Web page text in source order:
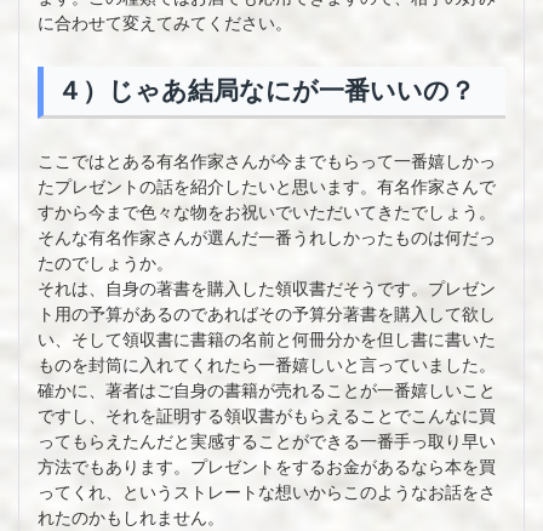
に合わせて変えてみてください。
４）じゃあ結局なにが一番いいの？
ここではとある有名作家さんが今までもらって一番嬉しかっ
たプレゼントの話を紹介したいと思います。有名作家さんで
すから今まで色々な物をお祝いでいただいてきたでしょう。
そんな有名作家さんが選んだ一番うれしかったものは何だっ
たのでしょうか。
それは、自身の著書を購入した領収書だそうです。プレゼン
ト用の予算があるのであればその予算分著書を購入して欲し
い、そして領収書に書籍の名前と何冊分かを但し書に書いた
ものを封筒に入れてくれたら一番嬉しいと言っていました。
確かに、著者はご自身の書籍が売れることが一番嬉しいこと
ですし、それを証明する領収書がもらえることでこんなに買
ってもらえたんだと実感することができる一番手っ取り早い
方法でもあります。プレゼントをするお金があるなら本を買
ってくれ、というストレートな想いからこのようなお話をさ
れたのかもしれません。